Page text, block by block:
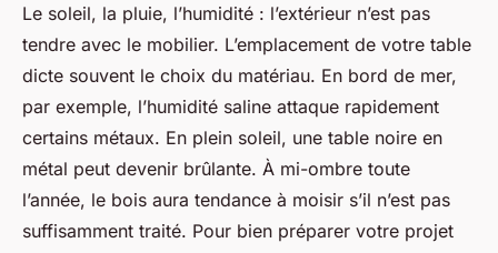
Le soleil, la pluie, l’humidité : l’extérieur n’est pas
tendre avec le mobilier. L’emplacement de votre table
dicte souvent le choix du matériau. En bord de mer,
par exemple, l’humidité saline attaque rapidement
certains métaux. En plein soleil, une table noire en
métal peut devenir brûlante. À mi-ombre toute
l’année, le bois aura tendance à moisir s’il n’est pas
suffisamment traité. Pour bien préparer votre projet